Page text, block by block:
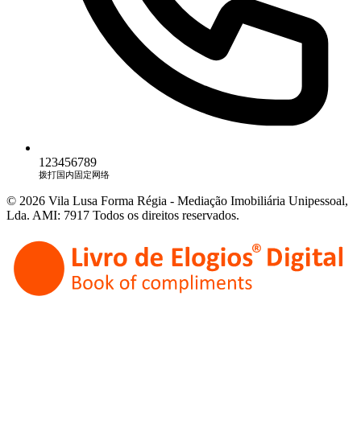
123456789
拨打国内固定网络
© 2026 Vila Lusa Forma Régia - Mediação Imobiliária Unipessoal,
Lda. AMI: 7917 Todos os direitos reservados.